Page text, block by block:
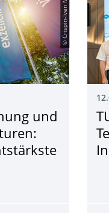
© Crispin-Iven Mokry
und